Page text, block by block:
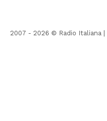
2007 - 2026 © Radio Italiana |